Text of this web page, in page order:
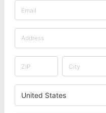
United States